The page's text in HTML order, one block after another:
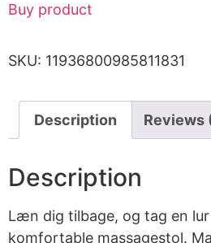
Buy product
SKU: 11936800985811831
Description Reviews
Description
Læn dig tilbage, og tag en
komfortable massagestol.